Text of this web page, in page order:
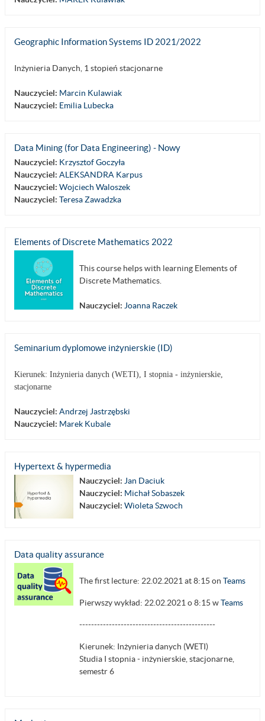
Geographic Information Systems ID 2021/2022
Inżynieria Danych, 1 stopień stacjonarne
Nauczyciel: Marcin Kulawiak
Nauczyciel: Emilia Lubecka
Data Mining (for Data Engineering) - Nowy
Nauczyciel: Krzysztof Goczyła
Nauczyciel: ALEKSANDRA Karpus
Nauczyciel: Wojciech Waloszek
Nauczyciel: Teresa Zawadzka
Elements of Discrete Mathematics 2022
This course helps with learning Elements of
Discrete Mathematics.
Nauczyciel: Joanna Raczek
Seminarium dyplomowe inżynierskie (ID)
Kierunek: Inżynieria danych (WETI), I stopnia - inżynierskie,
stacjonarne
Nauczyciel: Andrzej Jastrzębski
Nauczyciel: Marek Kubale
Hypertext & hypermedia
Nauczyciel: Jan Daciuk
Nauczyciel: Michał Sobaszek
Nauczyciel: Wioleta Szwoch
Data quality assurance
The first lecture: 22.02.2021 at 8:15 on Teams
Pierwszy wykład: 22.02.2021 o 8:15 wTeams
----------------------------------------------
Kierunek: Inżynieria danych (WETI)
Studia I stopnia - inżynierskie, stacjonarne,
semestr 6